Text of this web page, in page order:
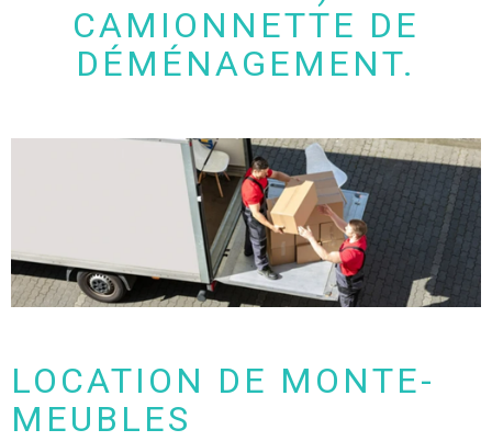
CAMIONNETTE DE
DÉMÉNAGEMENT.
LOCATION DE MONTE-
MEUBLES